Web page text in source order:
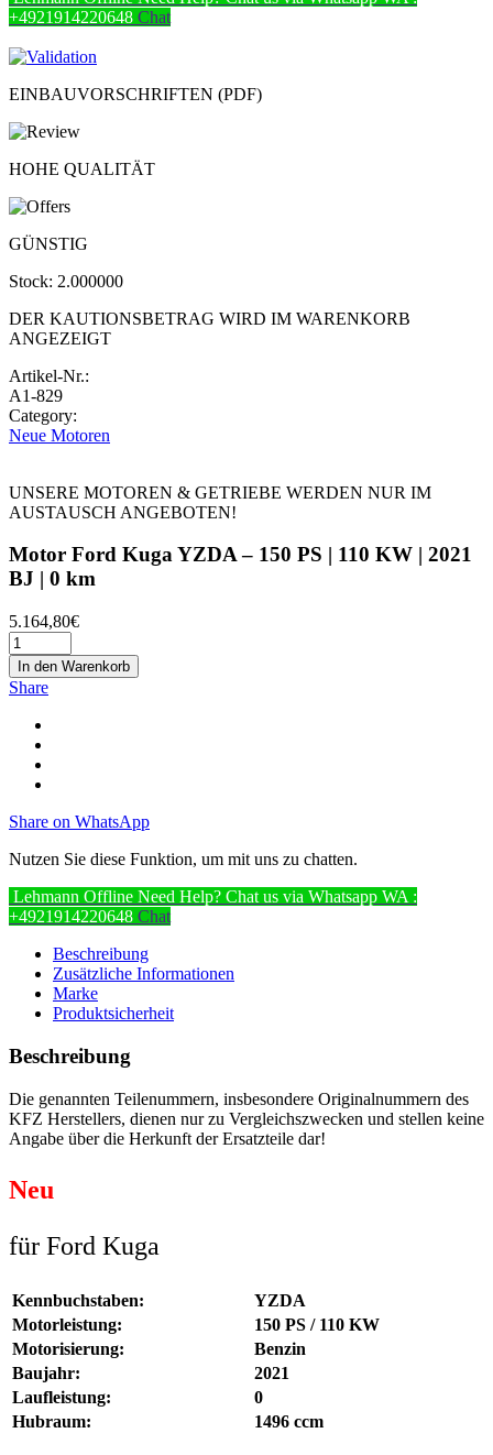
+4921914220648 Chat
EINBAUVORSCHRIFTEN (PDF)
HOHE QUALITÄT
GÜNSTIG
Stock: 2.000000
DER KAUTIONSBETRAG WIRD IM WARENKORB
ANGEZEIGT
Artikel-Nr.:
A1-829
Category:
Neue Motoren
UNSERE MOTOREN & GETRIEBE WERDEN NUR IM
AUSTAUSCH ANGEBOTEN!
Motor Ford Kuga YZDA – 150 PS | 110 KW | 2021
BJ | 0 km
5.164,80€
In den Warenkorb
Share
Share on WhatsApp
Nutzen Sie diese Funktion, um mit uns zu chatten.
Lehmann Offline Need Help? Chat us via Whatsapp WA :
+4921914220648 Chat
Beschreibung
Zusätzliche Informationen
Marke
Produktsicherheit
Beschreibung
Die genannten Teilenummern, insbesondere Originalnummern des
KFZ Herstellers, dienen nur zu Vergleichszwecken und stellen keine
Angabe über die Herkunft der Ersatzteile dar!
Neu
für Ford Kuga
Kennbuchstaben:
YZDA
Motorleistung:
150 PS / 110 KW
Motorisierung:
Benzin
Baujahr:
2021
Laufleistung:
0
Hubraum:
1496 ccm